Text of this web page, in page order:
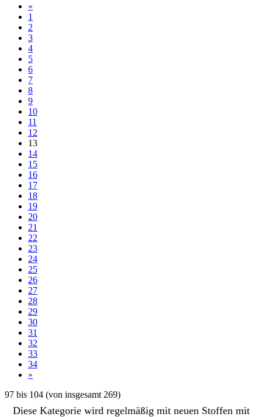
«
1
2
3
4
5
6
7
8
9
10
11
12
13
14
15
16
17
18
19
20
21
22
23
24
25
26
27
28
29
30
31
32
33
34
»
97 bis 104 (von insgesamt 269)
Diese Kategorie wird regelmäßig mit neuen Stoffen mit